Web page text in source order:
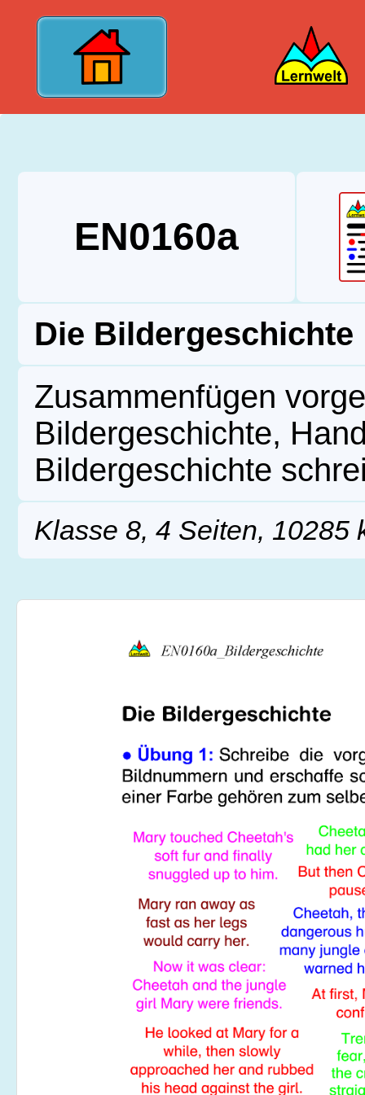
EN0160a
Die Bildergeschichte
Zusammenfügen
Bildergeschichte,
Bildergeschichte
Klasse 8, 4 Seiten, 10285